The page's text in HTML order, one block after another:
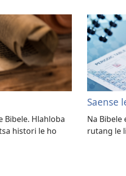
Bibele. Hlahloba
histori le ho
Saense
Na Bibele
rutang le